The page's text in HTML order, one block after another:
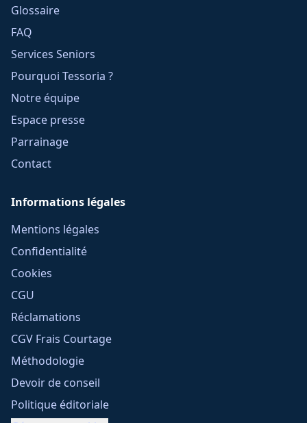
Glossaire
FAQ
Services Seniors
Pourquoi Tessoria ?
Notre équipe
Espace presse
Parrainage
Contact
Informations légales
Mentions légales
Confidentialité
Cookies
CGU
Réclamations
CGV Frais Courtage
Méthodologie
Devoir de conseil
Politique éditoriale